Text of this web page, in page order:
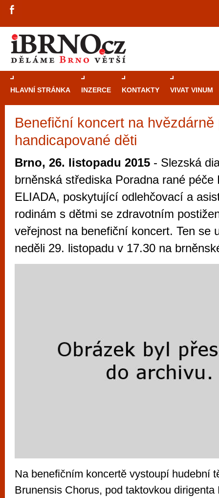
HLAVNÍ STRÁNKA INZERCE KONTAKTY VIVAT VINUM
Benefiční koncert na hvězdárně
handicapované děti
Brno, 26. listopadu 2015 - Slezská
brněnská střediska Poradna rané péče
ELIADA, poskytující odlehčovací a
rodinám s dětmi se zdravotním
veřejnost na benefiční koncert. Ten se
neděli 29. listopadu v 17.30 na
Na benefičním koncertě vystoupí hudební
Brunensis Chorus, pod taktovkou dirigenta
Průvodce
Brno je
zajímavé
restaurace,
Mimo jiné je ale také místem, kde si
vyzkoušet různé kasinové hry. V
metropoli naleznete širokou nabídku her
po moderní automaty jak pro pravidelné
příležitostné hráče. V...